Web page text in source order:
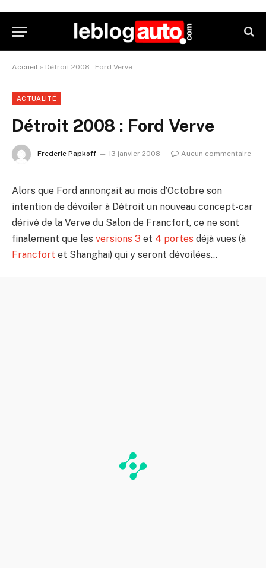
Accueil » Détroit 2008 : Ford Verve
ACTUALITÉ
Détroit 2008 : Ford Verve
Frederic Papkoff 13 janvier 2008 Aucun commentaire
Alors que Ford annonçait au mois d’Octobre son
intention de dévoiler à Détroit un nouveau concept-car
dérivé de la Verve du Salon de Francfort, ce ne sont
finalement que les versions 3 et 4 portes déjà vues (à
Francfort et Shanghai) qui y seront dévoilées…